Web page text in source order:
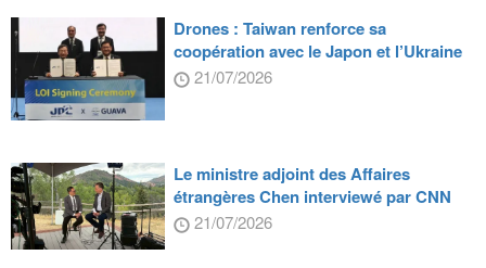
Drones : Taiwan renforce sa
coopération avec le Japon et l’Ukraine
21/07/2026
Le ministre adjoint des Affaires
étrangères Chen interviewé par CNN
21/07/2026